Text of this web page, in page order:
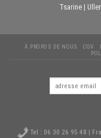
Tsarine|
À PROPOS DE NOUS CGV
Tel : 06 30 26 95 48 |